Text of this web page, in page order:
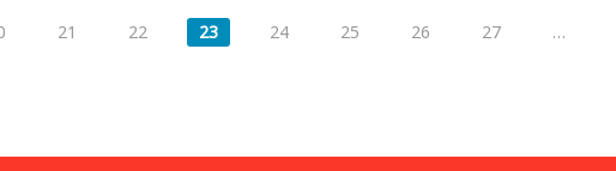
21 22 23 24 25 26 27 …